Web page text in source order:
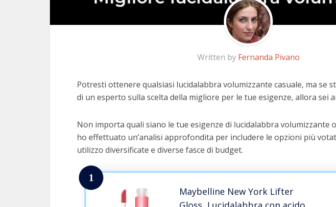
Written by Fernanda Pivano
Potresti ottenere qualsiasi lucidalabbra volumizzante casuale, ma se
di un esperto sulla scelta della migliore per le tue esigenze, allora sei
Non importa quali siano le tue esigenze di lucidalabbra volumizzante
ho effettuato un’analisi approfondita per includere le opzioni più
utilizzo diversificate e diverse fasce di budget.
1
Maybelline New York Lifter